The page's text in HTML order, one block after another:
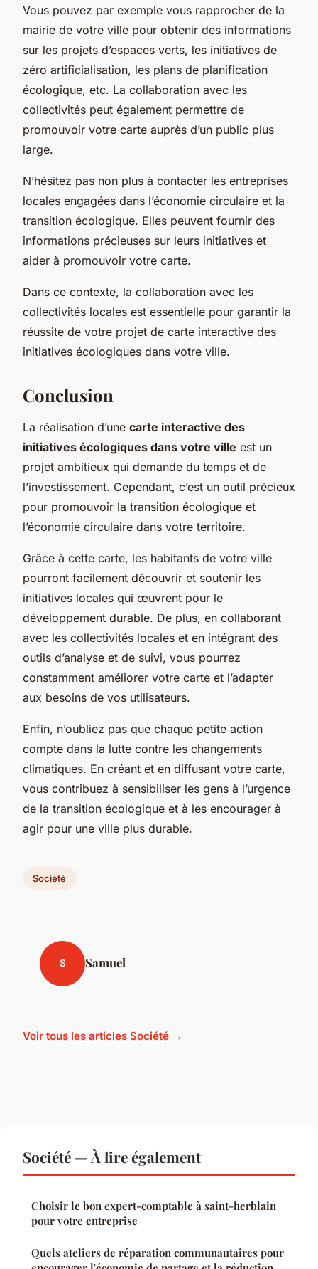
Vous pouvez par exemple vous rapprocher de la
mairie de votre ville pour obtenir des informations
sur les projets d’espaces verts, les initiatives de
zéro artificialisation, les plans de planification
écologique, etc. La collaboration avec les
collectivités peut également permettre de
promouvoir votre carte auprès d’un public plus
large.
N’hésitez pas non plus à contacter les entreprises
locales engagées dans l’économie circulaire et la
transition écologique. Elles peuvent fournir des
informations précieuses sur leurs initiatives et
aider à promouvoir votre carte.
Dans ce contexte, la collaboration avec les
collectivités locales est essentielle pour garantir la
réussite de votre projet de carte interactive des
initiatives écologiques dans votre ville.
Conclusion
La réalisation d’une carte interactive des
initiatives écologiques dans votre ville est un
projet ambitieux qui demande du temps et de
l’investissement. Cependant, c’est un outil précieux
pour promouvoir la transition écologique et
l’économie circulaire dans votre territoire.
Grâce à cette carte, les habitants de votre ville
pourront facilement découvrir et soutenir les
initiatives locales qui œuvrent pour le
développement durable. De plus, en collaborant
avec les collectivités locales et en intégrant des
outils d’analyse et de suivi, vous pourrez
constamment améliorer votre carte et l’adapter
aux besoins de vos utilisateurs.
Enfin, n’oubliez pas que chaque petite action
compte dans la lutte contre les changements
climatiques. En créant et en diffusant votre carte,
vous contribuez à sensibiliser les gens à l’urgence
de la transition écologique et à les encourager à
agir pour une ville plus durable.
Société
S Samuel
Voir tous les articles Société →
Société — À lire également
Choisir le bon expert-comptable à saint-herblain
pour votre entreprise
Quels ateliers de réparation communautaires pour